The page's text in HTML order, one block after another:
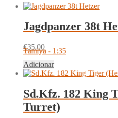
Jagdpanzer 38t
€35.00
Tamiya - 1:35
Adicionar
Sd.Kfz. 182 King
Turret)